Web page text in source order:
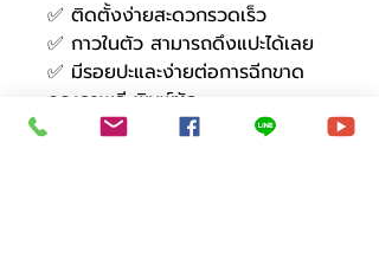
✅ ติดตั้งง่ายสะดวกรวดเร็ว
✅ กาวในตัว สามารถดึงแปะได้เลย
✅ มีรอยปะและง่ายต่อการฉีกขาด
คุณภาพดี พิมพ์ชัด
✅ สติ๊กเกอร์บาร์โค้ดความร้อน เทอร์